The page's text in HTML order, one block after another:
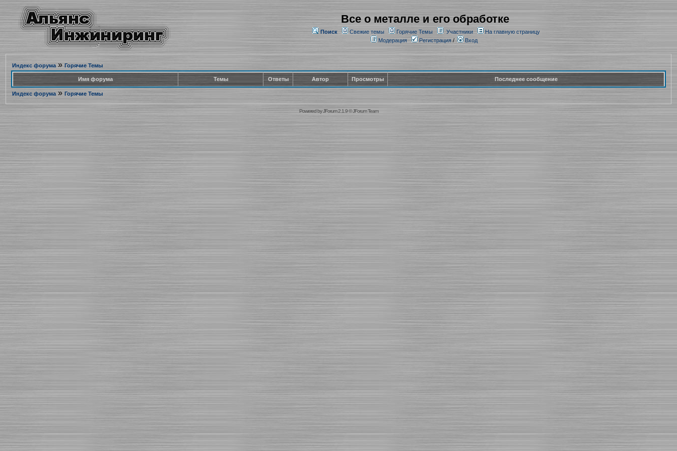
Все о металле и его обработке
Поиск Свежие темы Горячие Темы Участники
На главную страницу
Модерация
Регистрация/ Вход
Индекс форума» Горячие Темы
Имя форума Темы Ответы Автор Просмотры Последнее сообщение
Индекс форума» Горячие Темы
Powered byJForum 2.1.9©JForum Team